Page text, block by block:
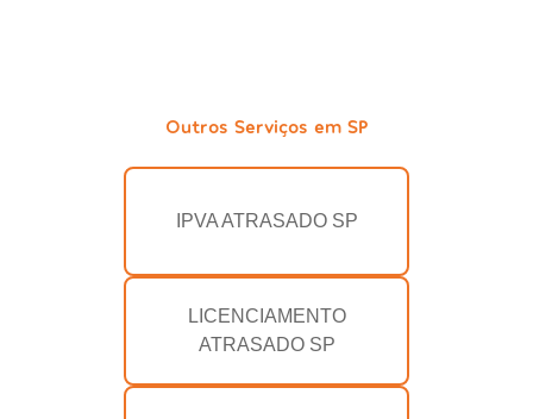
Outros Serviços em SP
IPVA ATRASADO SP
LICENCIAMENTO
ATRASADO SP